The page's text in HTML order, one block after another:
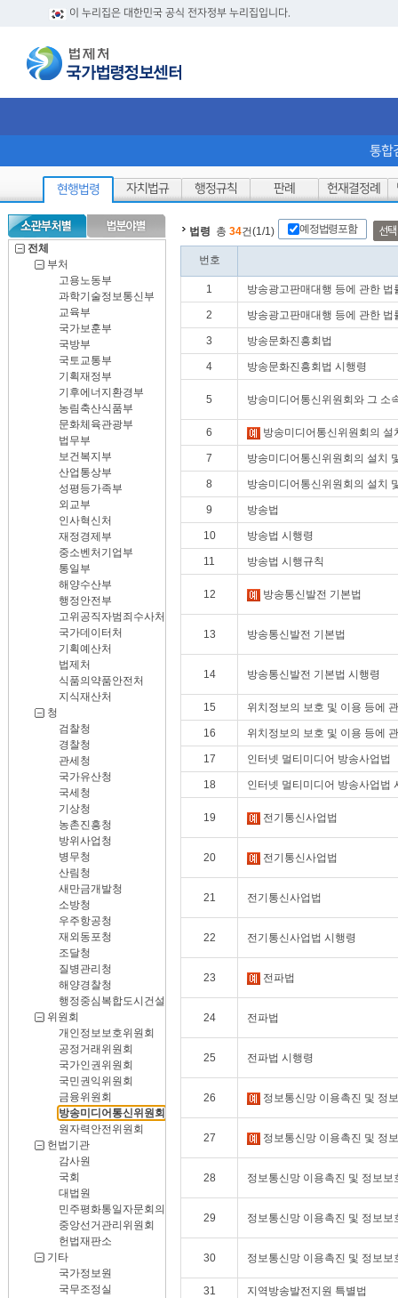
이 누리집은 대한민국 공식 전자정부 누리집입니다.
통합
현행법령 자치법규 행정규칙 판례 헌재결정례
전체
부처
고용노동부
과학기술정보통신부
교육부
국가보훈부
국방부
국토교통부
기획재정부
기후에너지환경부
농림축산식품부
문화체육관광부
법무부
보건복지부
산업통상부
성평등가족부
외교부
인사혁신처
재정경제부
중소벤처기업부
통일부
해양수산부
행정안전부
고위공직자범죄수사처
국가데이터처
기획예산처
법제처
식품의약품안전처
지식재산처
청
검찰청
경찰청
관세청
국가유산청
국세청
기상청
농촌진흥청
방위사업청
병무청
산림청
새만금개발청
소방청
우주항공청
재외동포청
조달청
질병관리청
해양경찰청
행정중심복합도시건설청
위원회
개인정보보호위원회
공정거래위원회
국가인권위원회
국민권익위원회
금융위원회
방송미디어통신위원회
원자력안전위원회
헌법기관
감사원
국회
대법원
민주평화통일자문회의
중앙선거관리위원회
헌법재판소
기타
국가정보원
국무조정실
법령 총 34건(1/1) 예정법령포함 선택
번호
1 방송광고판매대행 등에 관한 법
2 방송광고판매대행 등에 관한 법
3 방송문화진흥회법
4 방송문화진흥회법 시행령
5 방송미디어통신위원회와 그 소
6 방송미디어통신위원회의 설
7 방송미디어통신위원회의 설치
8 방송미디어통신위원회의 설치
9 방송법
10 방송법 시행령
11 방송법 시행규칙
12 방송통신발전 기본법
13 방송통신발전 기본법
14 방송통신발전 기본법 시행령
15 위치정보의 보호 및 이용 등에
16 위치정보의 보호 및 이용 등에
17 인터넷 멀티미디어 방송사업법
18 인터넷 멀티미디어 방송사업법
19 전기통신사업법
20 전기통신사업법
21 전기통신사업법
22 전기통신사업법 시행령
23 전파법
24 전파법
25 전파법 시행령
26 정보통신망 이용촉진 및 정
27 정보통신망 이용촉진 및 정
28 정보통신망 이용촉진 및 정보보
29 정보통신망 이용촉진 및 정보
30 정보통신망 이용촉진 및 정보
31 지역방송발전지원 특별법